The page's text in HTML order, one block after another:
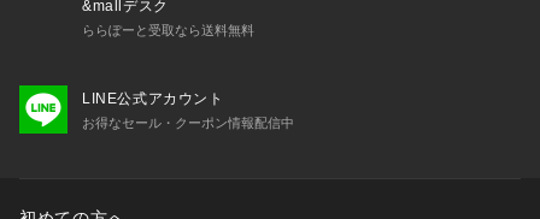
&mallデスク
ららぽーと受取なら送料無料
LINE公式アカウント
お得なセール・クーポン情報配信中